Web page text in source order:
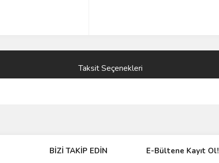
Taksit Seçenekleri
BİZİ TAKİP EDİN E-Bültene Kayıt Ol!